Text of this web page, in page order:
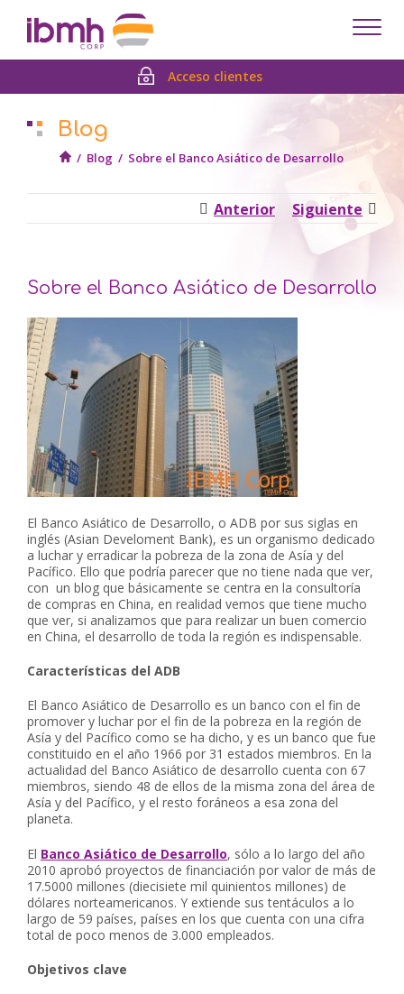
Acceso clientes
Blog
/ Blog / Sobre el Banco Asiático de Desarrollo
Anterior Siguiente
Sobre el Banco Asiático de Desarrollo
El Banco Asiático de Desarrollo, o ADB por sus siglas en
inglés (Asian Develoment Bank), es un organismo dedicado
a luchar y erradicar la pobreza de la zona de Asía y del
Pacífico. Ello que podría parecer que no tiene nada que ver,
con un blog que básicamente se centra en la consultoría
de compras en China, en realidad vemos que tiene mucho
que ver, si analizamos que para realizar un buen comercio
en China, el desarrollo de toda la región es indispensable.
Características del ADB
El Banco Asiático de Desarrollo es un banco con el fin de
promover y luchar por el fin de la pobreza en la región de
Asía y del Pacífico como se ha dicho, y es un banco que fue
constituido en el año 1966 por 31 estados miembros. En la
actualidad del Banco Asiático de desarrollo cuenta con 67
miembros, siendo 48 de ellos de la misma zona del área de
Asía y del Pacífico, y el resto foráneos a esa zona del
planeta.
El Banco Asiático de Desarrollo, sólo a lo largo del año
2010 aprobó proyectos de financiación por valor de más de
17.5000 millones (diecisiete mil quinientos millones) de
dólares norteamericanos. Y extiende sus tentáculos a lo
largo de 59 países, países en los que cuenta con una cifra
total de poco menos de 3.000 empleados.
Objetivos clave